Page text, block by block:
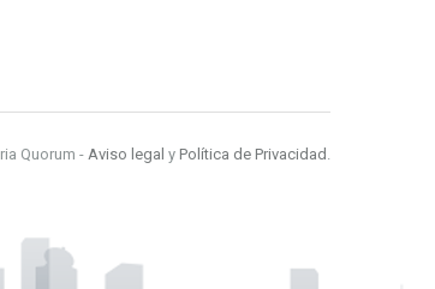
Quorum -Aviso legal y Política de Privacidad .